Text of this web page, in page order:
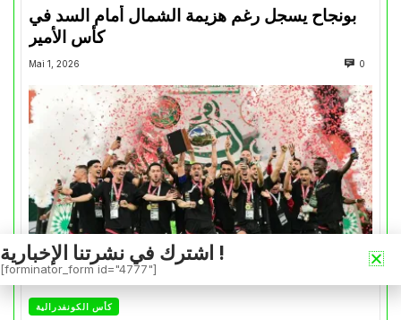
بونجاح يسجل رغم هزيمة الشمال أمام السد في
كأس الأمير
Mai 1, 2026 0
كأس الكونفدرالية
اشترك في نشرتنا الإخبارية !
[forminator_form id="4777"]